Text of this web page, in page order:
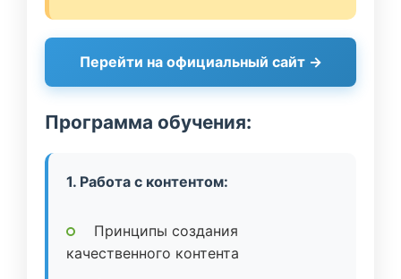
Перейти на официальный сайт →
Программа обучения:
1. Работа с контентом:
Принципы создания
качественного контента